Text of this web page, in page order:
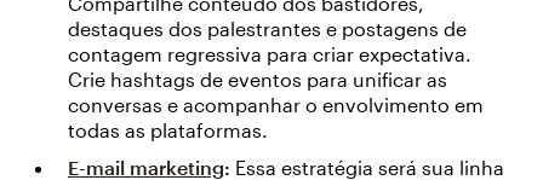
destaques dos palestrantes e postagens de
contagem regressiva para criar expectativa.
Crie hashtags de eventos para unificar as
conversas e acompanhar o envolvimento em
todas as plataformas.
E-mail marketing: Essa estratégia será sua linha